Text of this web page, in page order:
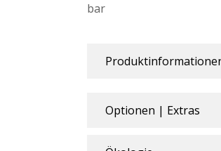
Optionen | Extras